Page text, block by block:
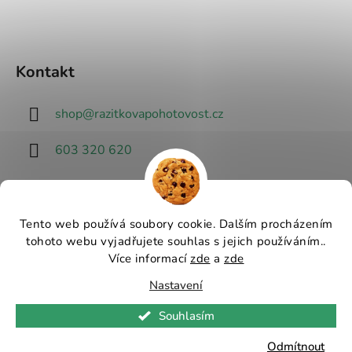
Tento web používá soubory cookie. Dalším procházením
tohoto webu vyjadřujete souhlas s jejich používáním..
Více informací zde a zde
Nastavení
Odmítnout
Souhlasím
Kontakt
shop@razitkovapohotovost.cz
603 320 620
Návrhář designu
Vytvořil Shoptet
Razítková pohotovost - nejlevnější
Upravit